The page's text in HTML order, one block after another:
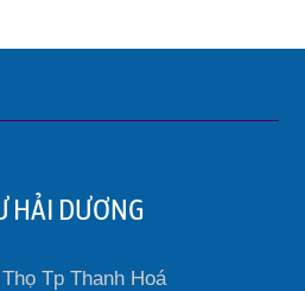
HẢI DƯƠNG
Tp Thanh Hoá